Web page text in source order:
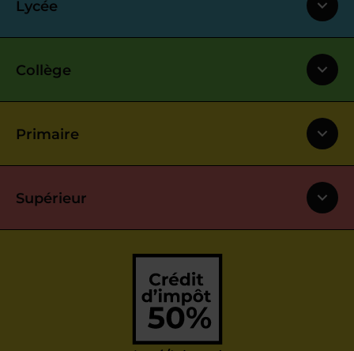
Lycée
Collège
Primaire
Supérieur